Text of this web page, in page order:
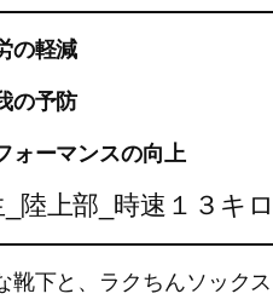
の軽減
の予防
ォーマンスの向上
陸上部_時速１３キ
靴下と、ラクちんソックス